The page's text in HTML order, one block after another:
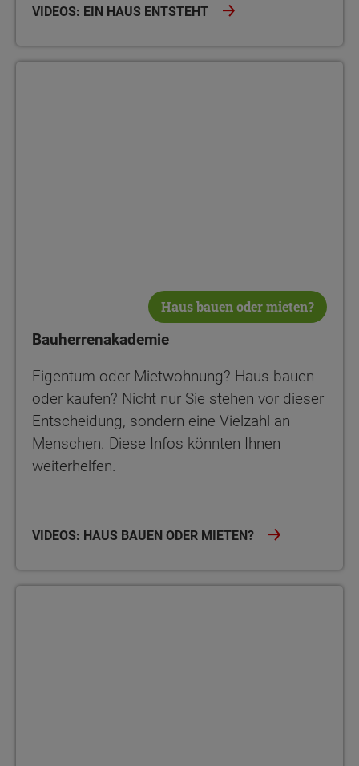
VIDEOS: EIN HAUS ENTSTEHT
Haus bauen oder mieten?
Bauherrenakademie
Eigentum oder Mietwohnung? Haus bauen
oder kaufen? Nicht nur Sie stehen vor dieser
Entscheidung, sondern eine Vielzahl an
Menschen. Diese Infos könnten Ihnen
weiterhelfen.
VIDEOS: HAUS BAUEN ODER MIETEN?